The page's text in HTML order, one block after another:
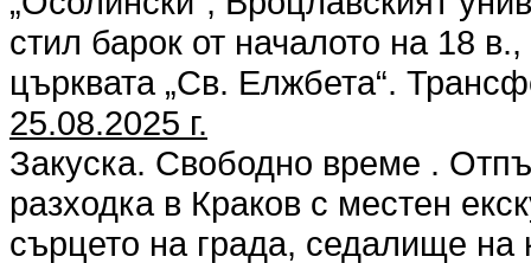
стил барок от началото на 18
църквата „Св. Елжбета“.
25.08.2025 г.
Закуска. Свободно време .
разходка в Краков с местен
сърцето на града, седалище на